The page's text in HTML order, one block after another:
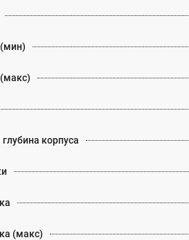
корпуса
(макс)